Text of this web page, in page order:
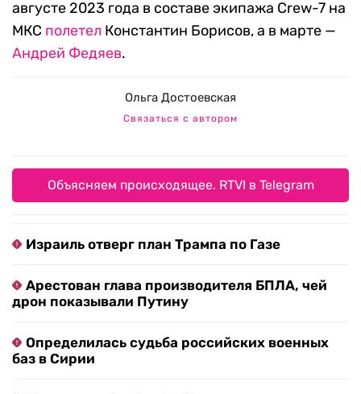
августе 2023 года в составе экипажа Crew-7 на
МКС полетел Константин Борисов, а в марте —
Андрей Федяев.
Ольга Достоевская
Связаться с автором
Объясняем происходящее. RTVI в Telegram
Израиль отверг план Трампа по Газе
Арестован глава производителя БПЛА, чей
дрон показывали Путину
Определилась судьба российских военных
баз в Сирии